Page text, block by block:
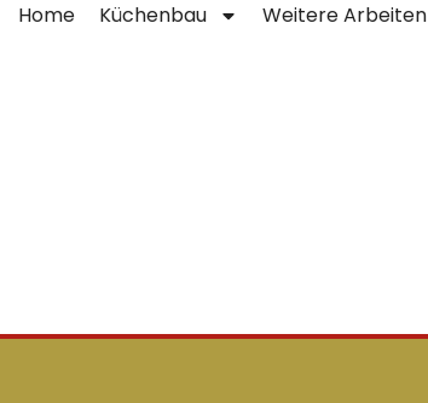
Home Küchenbau Weitere Arbeiten